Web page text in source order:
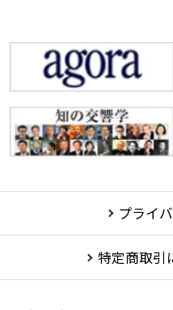
プライ
特定商取引